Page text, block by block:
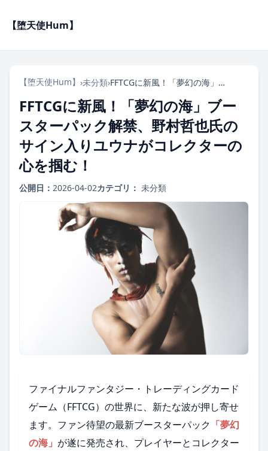
【堕天使Hum】
【堕天使Hum】 ›未分類› FFTCGに新風！「夢幻の海」ブースターパック解禁、野村哲也氏のサイン入りユウナがコレクターの心を掴む！
FFTCGに新風！「夢幻の海」ブー
スターパック解禁、野村哲也氏の
サイン入りユウナがコレクターの
心を掴む！
公開日： 2026-04-02カテゴリ： 未分類
ファイナルファンタジー・トレーディングカード
ゲーム（FFTCG）の世界に、新たな波が押し寄せ
ます。ファン待望の最新ブースターパック 「夢幻
の海」 が遂に発売され、プレイヤーとコレクター